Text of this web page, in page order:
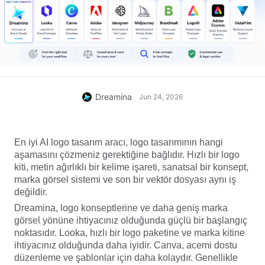
Dreamina Jun 24, 2026
En iyi AI logo tasarım aracı, logo tasarımının hangi
aşamasını çözmeniz gerektiğine bağlıdır. Hızlı bir logo
kiti, metin ağırlıklı bir kelime işareti, sanatsal bir konsept,
marka görsel sistemi ve son bir vektör dosyası aynı iş
değildir.
Dreamina, logo konseptlerine ve daha geniş marka
görsel yönüne ihtiyacınız olduğunda güçlü bir başlangıç
noktasıdır. Looka, hızlı bir logo paketine ve marka kitine
ihtiyacınız olduğunda daha iyidir. Canva, acemi dostu
düzenleme ve şablonlar için daha kolaydır. Genellikle